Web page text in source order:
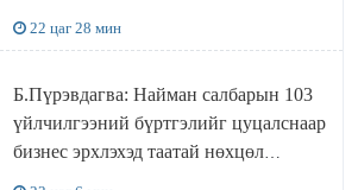
22 цаг 28 мин
Б.Пүрэвдагва: Найман салбарын 103
үйлчилгээний бүртгэлийг цуцалснаар
бизнес эрхлэхэд таатай нөхцөл